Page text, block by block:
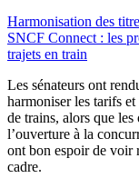
Harmonisation des
SNCF Connect : les
trajets en train
Les sénateurs ont
harmoniser les tarifs
de trains, alors que
l’ouverture à la
ont bon espoir de voir
cadre.